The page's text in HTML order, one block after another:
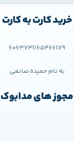
خرید کارت به کارت
6063731165466179
به نام حمیده صانعی
مجوز های مدابوک